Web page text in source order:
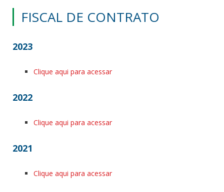
FISCAL DE CONTRATO
2023
Clique aqui para acessar
2022
Clique aqui para acessar
2021
Clique aqui para acessar